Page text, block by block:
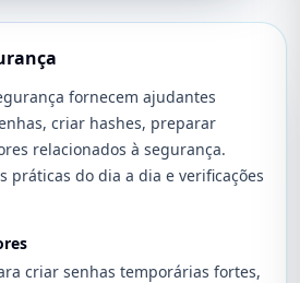
fornecem ajudantes
criar hashes, preparar
relacionados à segurança.
práticas do dia a dia e verificações
criar senhas temporárias fortes,